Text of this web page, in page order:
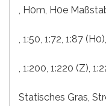
, H0m, H0e
, 1:50, 1:72, 1:87 (H0)
, 1:200, 1:220 (Z),
Statisches Gras,